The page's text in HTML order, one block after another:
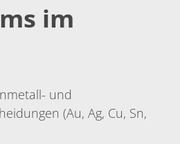
im
und
(Au, Ag, Cu, Sn,